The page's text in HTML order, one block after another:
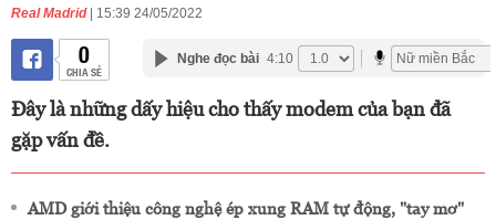
Real Madrid | 15:39 24/05/2022
0
CHIA SẺ
Nghe đọc bài 4:10
Đây là những dấy hiệu cho thấy modem của bạn đã
gặp vấn đề.
AMD giới thiệu công nghệ ép xung RAM tự động, "tay mơ"